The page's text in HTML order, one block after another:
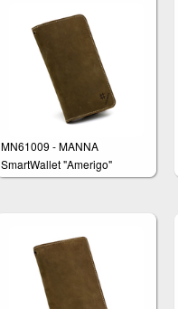
MN61009 - MANNA
SmartWallet "Amerigo"